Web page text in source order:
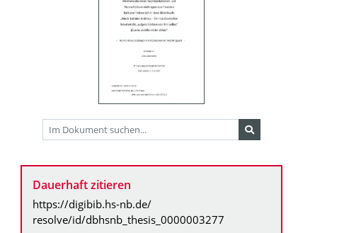
Dauerhaft zitieren
https://digibib.hs-nb.de/
resolve/id/dbhsnb_thesis_0000003277